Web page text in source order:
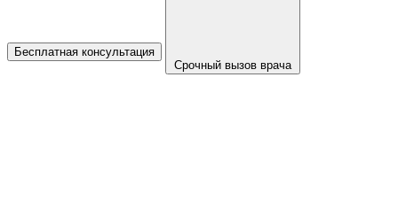
Бесплатная консультация
Срочный вызов врача